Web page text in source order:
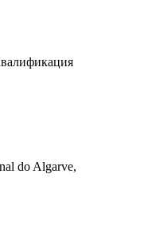
do Algarve,